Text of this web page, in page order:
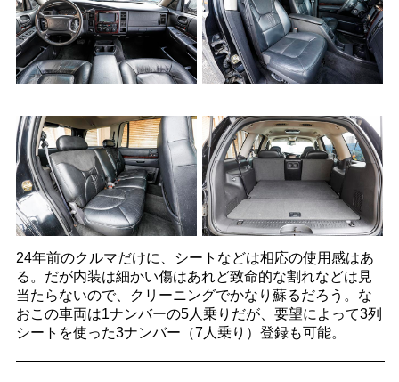
24年前のクルマだけに、シートなどは相応の使用感はあ
る。だが内装は細かい傷はあれど致命的な割れなどは見
当たらないので、クリーニングでかなり蘇るだろう。な
おこの車両は1ナンバーの5人乗りだが、要望によって3列
シートを使った3ナンバー（7人乗り）登録も可能。